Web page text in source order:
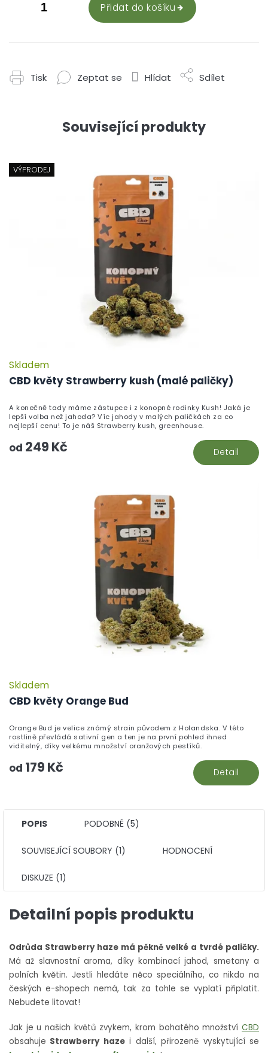
Přidat do košíku
Tisk Zeptat se Hlídat Sdílet
Související produkty
VÝPRODEJ
CBD květy Strawberry kush (malé paličky)
Skladem
od 249 Kč Detail
A konečně tady máme zástupce i z konopné rodinky Kush! Jaká je
lepší volba než jahoda? Víc jahody v malých paličkách za co
nejlepší cenu! To je náš Strawberry kush, greenhouse.
CBD květy Orange Bud
Skladem
od 179 Kč Detail
Orange Bud je velice známý strain původem z Holandska. V této
rostlině převládá sativní gen a ten je na první pohled ihned
viditelný, díky velkému množství oranžových pestíků.
POPIS PODOBNÉ (5)
SOUVISEJÍCÍ SOUBORY (1) HODNOCENÍ
DISKUZE (1)
Detailní popis produktu
Odrůda Strawberry haze má pěkně velké a tvrdé paličky.
Má až slavnostní aroma, díky kombinací jahod, smetany a
polních květin. Jestli hledáte něco speciálního, co nikdo na
českých e-shopech nemá, tak za tohle se vyplatí připlatit.
Nebudete litovat!
Jak je u našich květů zvykem, krom bohatého množství CBD
obsahuje Strawberry hazei další, přirozeně vyskytující se